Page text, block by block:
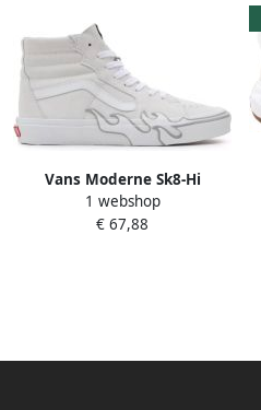
Vans Moderne Sk8-Hi
Sneakers voor nen White
1 webshop
€ 67,88